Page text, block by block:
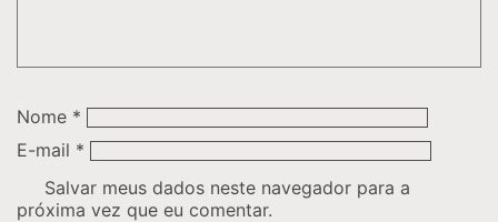
Nome *
E-mail *
Salvar meus dados neste navegador para a
próxima vez que eu comentar.